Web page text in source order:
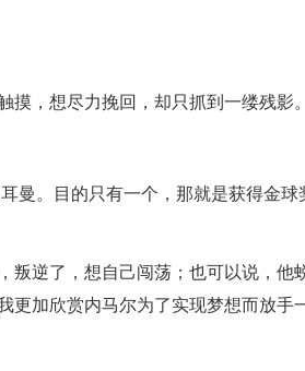
，想尽力挽回，却只抓到一缕残影
曼。目的只有一个，那就是获得金球
叛逆了，想自己闯荡；也可以说，他
加欣赏内马尔为了实现梦想而放手